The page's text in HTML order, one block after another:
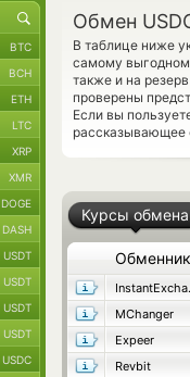
Обмен
В таблице ниже
самому
также и на
проверены
Если вы
рассказывающее
Курсы обмена
Обменник
MChanger
Expeer
Revbit
BTC
BCH
ETH
LTC
XRP
XMR
DOGE
DASH
USDT
USDT
USDT
USDT
USDC